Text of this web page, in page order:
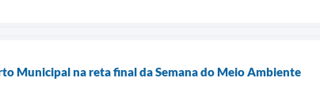
Municipal na reta final da Semana do Meio Ambiente